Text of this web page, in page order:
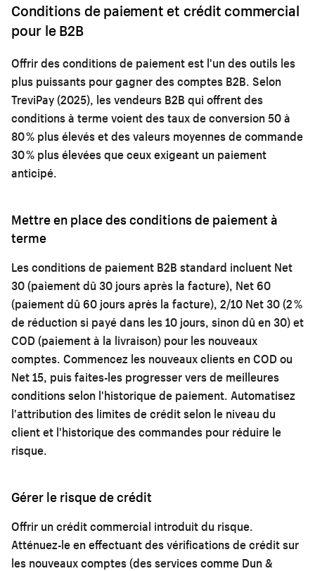
Conditions de paiement et crédit commercial
pour le B2B
Offrir des conditions de paiement est l'un des outils les
plus puissants pour gagner des comptes B2B. Selon
TreviPay (2025), les vendeurs B2B qui offrent des
conditions à terme voient des taux de conversion 50 à
80 % plus élevés et des valeurs moyennes de commande
30 % plus élevées que ceux exigeant un paiement
anticipé.
Mettre en place des conditions de paiement à
terme
Les conditions de paiement B2B standard incluent Net
30 (paiement dû 30 jours après la facture), Net 60
(paiement dû 60 jours après la facture), 2/10 Net 30 (2 %
de réduction si payé dans les 10 jours, sinon dû en 30) et
COD (paiement à la livraison) pour les nouveaux
comptes. Commencez les nouveaux clients en COD ou
Net 15, puis faites-les progresser vers de meilleures
conditions selon l'historique de paiement. Automatisez
l'attribution des limites de crédit selon le niveau du
client et l'historique des commandes pour réduire le
risque.
Gérer le risque de crédit
Offrir un crédit commercial introduit du risque.
Atténuez-le en effectuant des vérifications de crédit sur
les nouveaux comptes (des services comme Dun &